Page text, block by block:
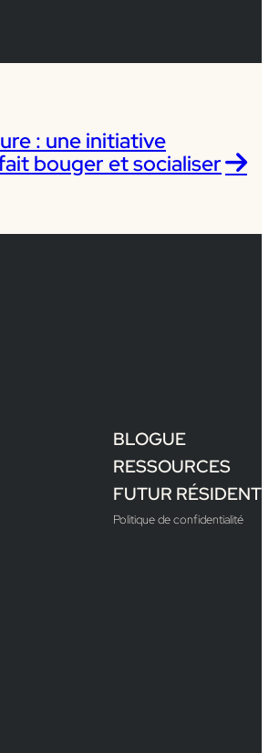
: une initiative
bouger et socialiser
BLOGUE
RESSOURCES
FUTUR RÉSIDENT
Politique de confidentialité